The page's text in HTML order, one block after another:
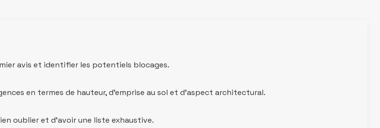
avis et identifier les potentiels blocages.
en termes de hauteur, d’emprise au sol et d’aspect architectural.
oublier et d’avoir une liste exhaustive.